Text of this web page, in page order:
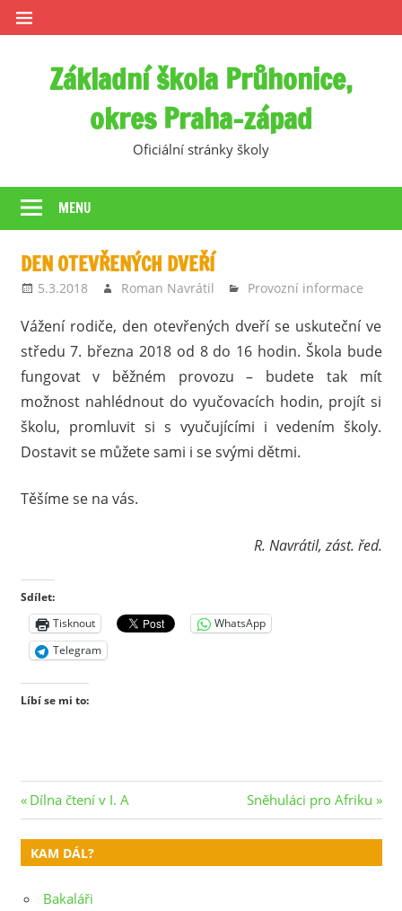
Skip
to
Základní škola Průhonice,
okres Praha-západ
Oficiální stránky školy
MENU
DEN OTEVŘENÝCH DVEŘÍ
5.3.2018 Roman Navrátil Provozní informace
Vážení rodiče, den otevřených dveří se uskuteční ve
středu 7. března 2018 od 8 do 16 hodin. Škola bude
fungovat v běžném provozu – budete tak mít
možnost nahlédnout do vyučovacích hodin, projít si
školu, promluvit si s vyučujícími i vedením školy.
Dostavit se můžete sami i se svými dětmi.
Těšíme se na vás.
R. Navrátil, zást. řed.
Sdílet:
Tisknout
WhatsApp
Telegram
Líbí se mi to:
Navigace
pro
příspěvek
Previous
Post:
Dílna čtení v I. A
Next
Post:
Sněhuláci pro Afriku
KAM DÁL?
Bakaláři